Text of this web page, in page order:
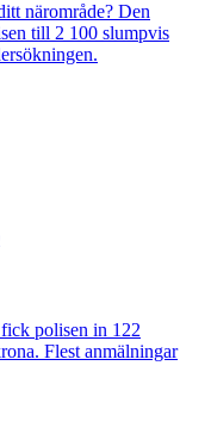
närområde? Den
till 2 100 slumpvis
polisen in 122
Flest anmälningar